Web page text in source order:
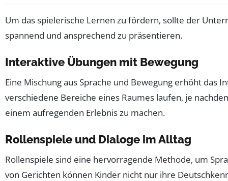
Um das spielerische Lernen zu fördern, sollte der
spannend und ansprechend zu präsentieren.
Interaktive Übungen mit Bewegung
Eine Mischung aus Sprache und Bewegung erhöht das
verschiedene Bereiche eines Raumes laufen, je
einem aufregenden Erlebnis zu machen.
Rollenspiele und Dialoge im Alltag
Rollenspiele sind eine hervorragende Methode, um
von Gerichten können Kinder nicht nur ihre